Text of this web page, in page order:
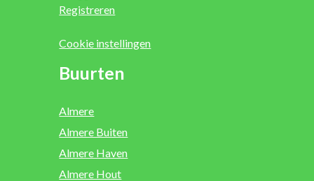
Registreren
Cookie instellingen
Buurten
Almere
Almere Buiten
Almere Haven
Almere Hout